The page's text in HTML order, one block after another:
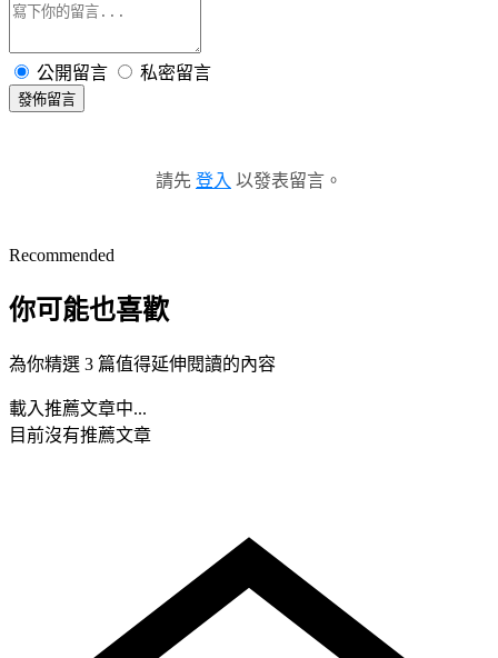
公開留言 私密留言
發佈留言
請先 登入 以發表留言。
Recommended
你可能也喜歡
為你精選 3 篇值得延伸閱讀的內容
載入推薦文章中...
目前沒有推薦文章